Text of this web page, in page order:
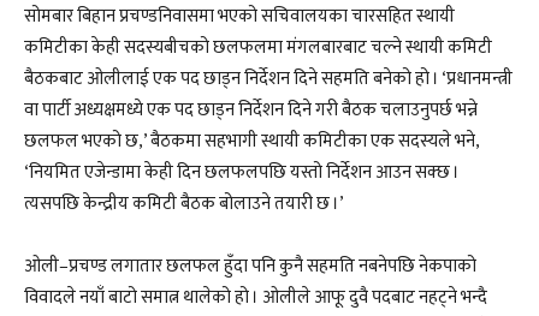
सोमबार बिहान प्रचण्डनिवासमा भएको सचिवालयका चारसहित स्थायी
कमिटीका केही सदस्यबीचको छलफलमा मंगलबारबाट चल्ने स्थायी कमिटी
बैठकबाट ओलीलाई एक पद छाड्न निर्देशन दिने सहमति बनेको हो । ‘प्रधानमन्त्री
वा पार्टी अध्यक्षमध्ये एक पद छाड्न निर्देशन दिने गरी बैठक चलाउनुपर्छ भन्ने
छलफल भएको छ,’ बैठकमा सहभागी स्थायी कमिटीका एक सदस्यले भने,
‘नियमित एजेन्डामा केही दिन छलफलपछि यस्तो निर्देशन आउन सक्छ ।
त्यसपछि केन्द्रीय कमिटी बैठक बोलाउने तयारी छ ।’
ओली–प्रचण्ड लगातार छलफल हुँदा पनि कुनै सहमति नबनेपछि नेकपाको
विवादले नयाँ बाटो समात्न थालेको हो । ओलीले आफू दुवै पदबाट नहट्ने भन्दै